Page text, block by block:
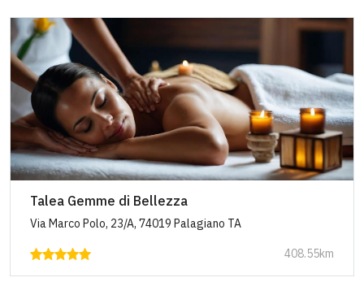
Talea Gemme di Bellezza
Via Marco Polo, 23/A, 74019 Palagiano TA
408.55km